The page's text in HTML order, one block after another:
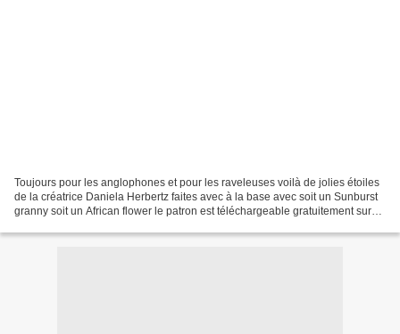
Toujours pour les anglophones et pour les raveleuses voilà de jolies étoiles
de la créatrice Daniela Herbertz faites avec à la base avec soit un Sunburst
granny soit un African flower le patron est téléchargeable gratuitement sur